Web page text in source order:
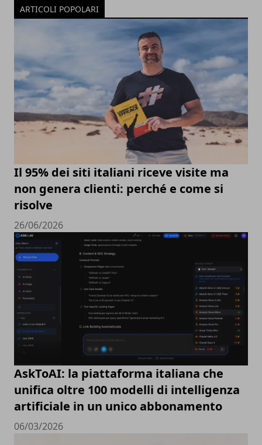
ARTICOLI POPOLARI
Il 95% dei siti italiani riceve visite ma
non genera clienti: perché e come si
risolve
26/06/2026
AskToAI: la piattaforma italiana che
unifica oltre 100 modelli di intelligenza
artificiale in un unico abbonamento
06/03/2026